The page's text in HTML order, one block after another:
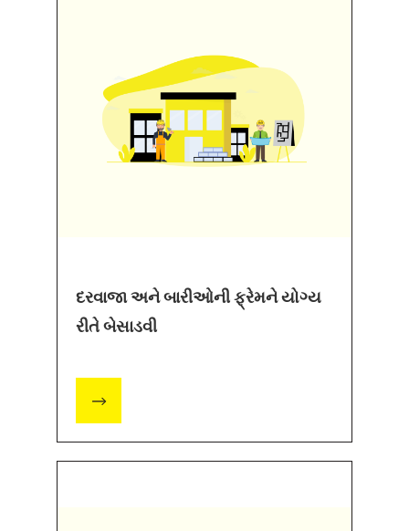
દરવાજા અને બારીઓની ફ્રેમને યોગ્ય
રીતે બેસાડવી